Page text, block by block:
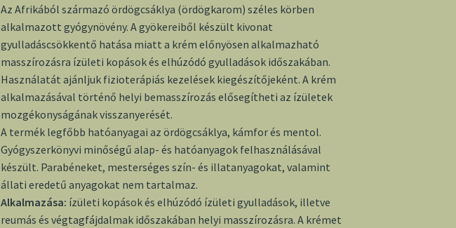
Az Afrikából származó ördögcsáklya (ördögkarom) széles körben
alkalmazott gyógynövény. A gyökereiből készült kivonat
gyulladáscsökkentő hatása miatt a krém előnyösen alkalmazható
masszírozásra ízületi kopások és elhúzódó gyulladások időszakában.
Használatát ajánljuk fizioterápiás kezelések kiegészítőjeként. A krém
alkalmazásával történő helyi bemasszírozás elősegítheti az ízületek
mozgékonyságának visszanyerését.
A termék legfőbb hatóanyagai az ördögcsáklya, kámfor és mentol.
Gyógyszerkönyvi minőségű alap- és hatóanyagok felhasználásával
készült. Parabéneket, mesterséges szín- és illatanyagokat, valamint
állati eredetű anyagokat nem tartalmaz.
Alkalmazása: ízületi kopások és elhúzódó ízületi gyulladások, illetve
reumás és végtagfájdalmak időszakában helyi masszírozásra. A krémet